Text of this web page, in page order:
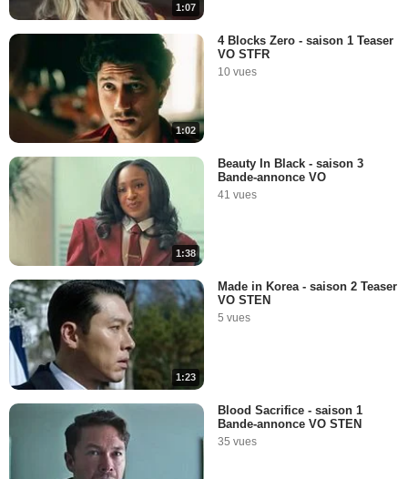
1:07
1:02
4 Blocks Zero - saison 1 Teaser
VO STFR
10 vues
1:38
Beauty In Black - saison 3
Bande-annonce VO
41 vues
1:23
Made in Korea - saison 2 Teaser
VO STEN
5 vues
Blood Sacrifice - saison 1
Bande-annonce VO STEN
35 vues